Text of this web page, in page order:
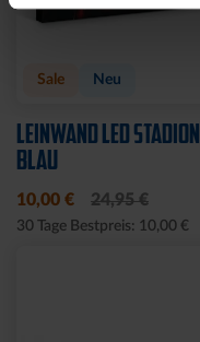
Sale Neu
LEINWAND LED STADION
BLAU
10,00 € 24,95 €
30 Tage Bestpreis: 10,00 €